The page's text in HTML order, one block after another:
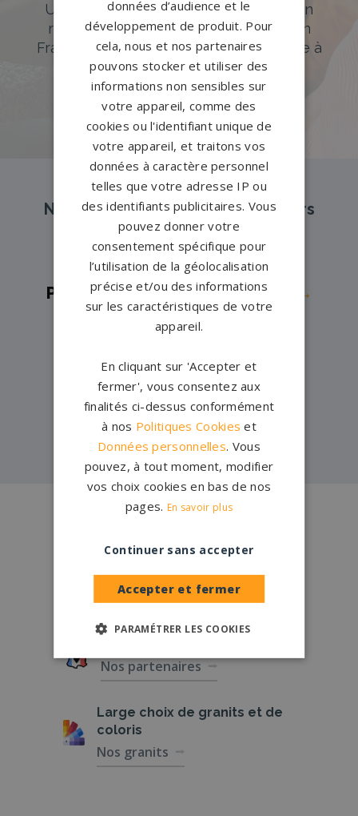
Un accompagnement sur mesure et un
réseau de 1200 partenaires partout en
France. Personnalisation avancée grâce à
notre configurateur 3D en ligne.
Nos pompes funèbres et marbriers
partenaires à proximité
Pompes funèbres - Aigueperse→
Pompes funèbres -
Pompes funèbres -Issoire→
Pompes funèbres -Pont-du-
Château→
Conception française
Créationssur-mesure
Configurateur
Nos partenaires
Large choix de granits et de
coloris
Nos granits
données d’audience et le
développement de produit. Pour
cela, nous et nos partenaires
pouvons stocker et utiliser des
informations non sensibles sur
votre appareil, comme des
cookies ou l'identifiant unique de
votre appareil, et traitons vos
données à caractère personnel
telles que votre adresse IP ou
des identifiants publicitaires. Vous
pouvez donner votre
consentement spécifique pour
l’utilisation de la géolocalisation
précise et/ou des informations
sur les caractéristiques de votre
appareil.
En cliquant sur 'Accepter et
fermer', vous consentez aux
finalités ci-dessus conformément
à nos Politiques Cookies et
Données personnelles. Vous
pouvez, à tout moment, modifier
vos choix cookies en bas de nos
pages. En savoir plus
Accepter et fermer
Continuer sans accepter
PARAMÉTRER LES COOKIES